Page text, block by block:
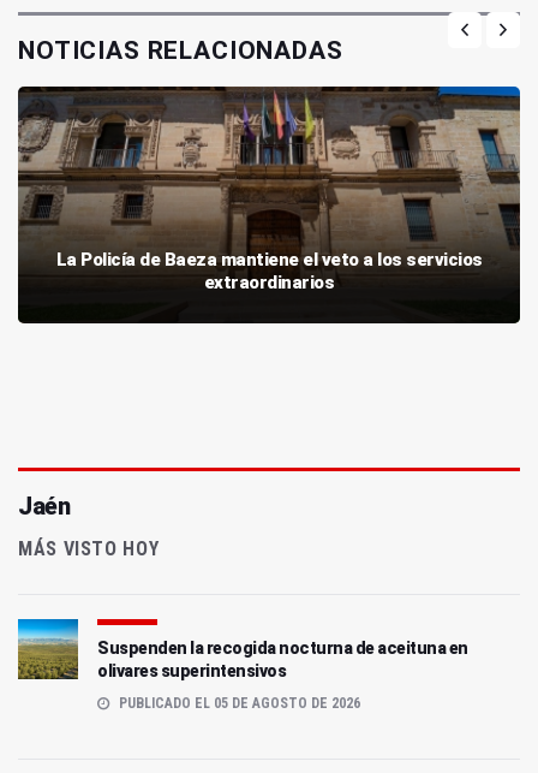
NOTICIAS RELACIONADAS
La Policía de Baeza mantiene el veto a los servicios
extraordinarios
Jaén
MÁS VISTO HOY
Suspenden la recogida nocturna de aceituna en
olivares superintensivos
PUBLICADO EL 05 DE AGOSTO DE 2026